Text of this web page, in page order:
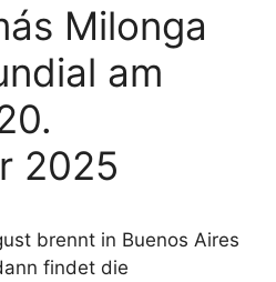
Milonga
am
2025
brennt in Buenos Aires
findet die